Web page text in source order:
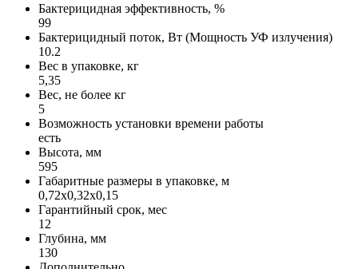
Бактерицидная эффективность, %
99
Бактерицидный поток, Вт (Мощность УФ излучения)
10.2
Вес в упаковке, кг
5,35
Вес, не более кг
5
Возможность установки времени работы
есть
Высота, мм
595
Габаритные размеры в упаковке, м
0,72х0,32х0,15
Гарантийный срок, мес
12
Глубина, мм
130